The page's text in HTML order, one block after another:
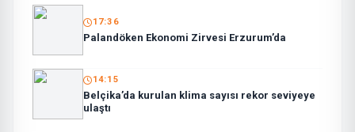
17:36
Palandöken Ekonomi Zirvesi Erzurum’da
14:15
Belçika’da kurulan klima sayısı rekor seviyeye
ulaştı